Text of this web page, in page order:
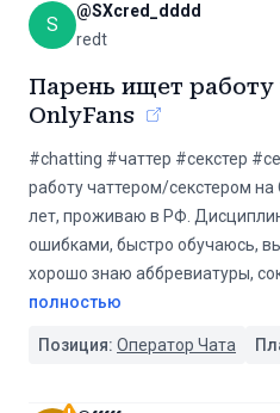
S
@SXcred_dddd
redt
Парень ищет работу
OnlyFans
#chatting #чаттер #секстер
работу чаттером/секстером на
лет, проживаю в РФ.
ошибками, быстро обучаюсь,
хорошо знаю аббревиатуры,
полностью
Позиция: Оператор Чата